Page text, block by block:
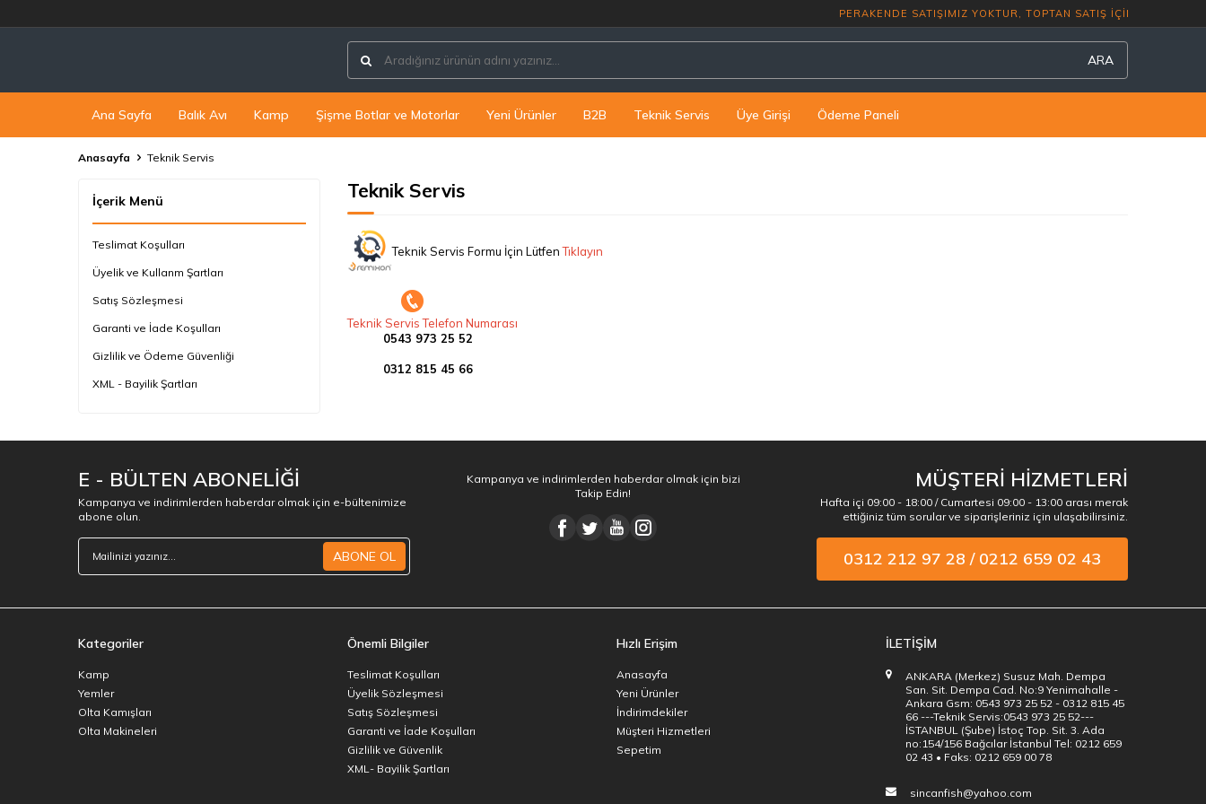
PERAKENDE SATIŞIMIZ YOKTUR,
ARA
Ana Sayfa Balık Avı Kamp Şişme Botlar ve Motorlar Yeni Ürünler B2B Teknik Servis Üye Girişi Ödeme Paneli
Anasayfa Teknik Servis
İçerik Menü
Teslimat Koşulları
Üyelik ve Kullanm Şartları
Satış Sözleşmesi
Garanti ve İade Koşulları
Gizlilik ve Ödeme Güvenliği
XML - Bayilik Şartları
Teknik Servis
Teknik Servis
Teknik Servis Formu İçin LütfenTıklayın
Teknik Servis Telefon Numarası
0543 973 25 52
0312 815 45 66
E - BÜLTEN ABONELİĞİ
Kampanya ve indirimlerden haberdar olmak için e-bültenimize
abone olun.
ABONE OL
Kampanya ve indirimlerden haberdar olmak için bizi
Takip Edin!
MÜŞTERİ HİZMETLERİ
Hafta içi 09:00 - 18:00 / Cumartesi 09:00 - 13:00 arası merak
ettiğiniz tüm sorular ve siparişleriniz için ulaşabilirsiniz.
0312 212 97 28 / 0212 659 02 43
Kategoriler
Kamp
Yemler
Olta Kamışları
Olta Makineleri
Önemli Bilgiler
Teslimat Koşulları
Üyelik Sözleşmesi
Satış Sözleşmesi
Garanti ve İade Koşulları
Gizlilik ve Güvenlik
XML- Bayilik Şartları
Hızlı Erişim
Anasayfa
Yeni Ürünler
İndirimdekiler
Müşteri Hizmetleri
Sepetim
İLETİŞİM
ANKARA (Merkez) Susuz Mah. Dempa
San. Sit. Dempa Cad. No:9 Yenimahalle -
Ankara Gsm: 0543 973 25 52 - 0312 815 45
66 ---Teknik Servis:0543 973 25 52---
İSTANBUL (Şube) İstoç Top. Sit. 3. Ada
no:154/156 Bağcılar İstanbul Tel: 0212 659
02 43 • Faks: 0212 659 00 78
sincanfish@yahoo.com